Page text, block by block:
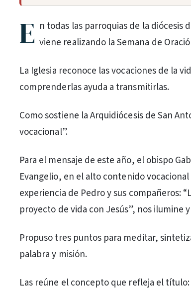
E n todas las parroquias de la diócesis
viene realizando la Semana de
La Iglesia reconoce las vocaciones de la
comprenderlas ayuda a transmitirlas.
Como sostiene la Arquidiócesis de San
vocacional”.
Para el mensaje de este año, el obispo
Evangelio, en el alto contenido
experiencia de Pedro y sus compañeros:
proyecto de vida con Jesús”, nos ilumine
Propuso tres puntos para meditar,
palabra y misión.
Las reúne el concepto que refleja el